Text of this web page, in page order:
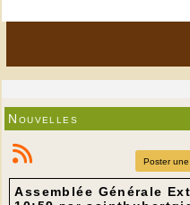
Nouvelles
Poster
Assemblée Générale